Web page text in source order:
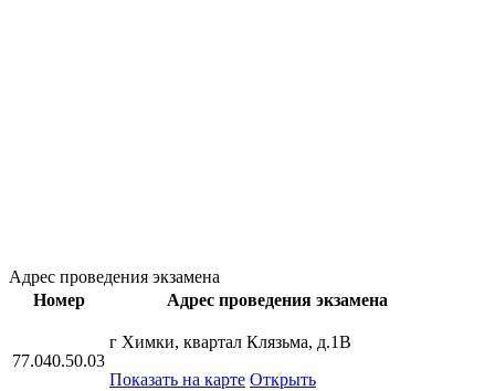
Адрес проведения экзамена
Номер
Адрес проведения экзамена
77.040.50.03
г Химки, квартал Клязьма, д.1В
Показать на карте Открыть